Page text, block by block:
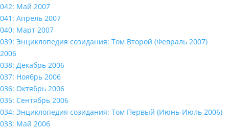
042: Май 2007
041: Апрель 2007
040: Март 2007
039: Энциклопедия созидания: Том Второй (Февраль 2007)
2006
038: Декабрь 2006
037: Ноябрь 2006
036: Октябрь 2006
035: Сентябрь 2006
034: Энциклопедия созидания: Том Первый (Июнь-Июль 2006)
033: Май 2006